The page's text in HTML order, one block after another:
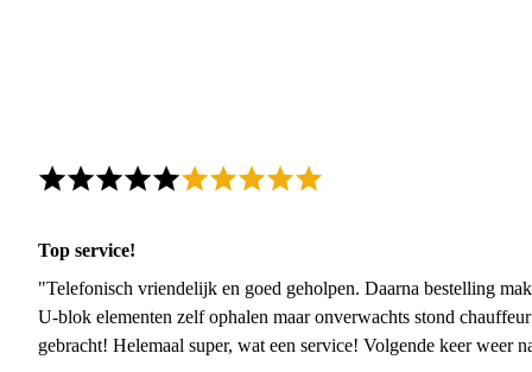
Top service!
"Telefonisch vriendelijk en goed geholpen. Daarna bestelling
U-blok elementen zelf ophalen maar onverwachts stond
gebracht! Helemaal super, wat een service! Volgende keer weer